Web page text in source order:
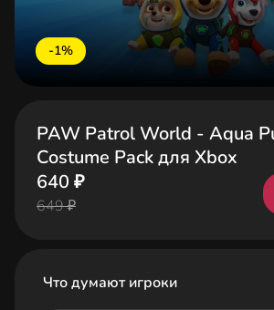
-1%
PAW Patrol World - Aqua
Costume Pack для Xbox
640 ₽
649 ₽
Что думают игроки